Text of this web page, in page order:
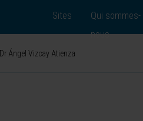
Sites
Qui sommes-
nous
Dr Ángel Vizcay Atienza